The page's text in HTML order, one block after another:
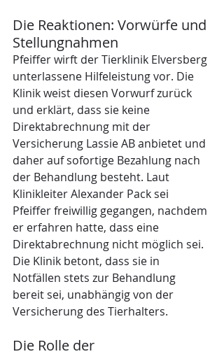
Die Reaktionen: Vorwürfe und
Stellungnahmen
Pfeiffer wirft der Tierklinik Elversberg
unterlassene Hilfeleistung vor. Die
Klinik weist diesen Vorwurf zurück
und erklärt, dass sie keine
Direktabrechnung mit der
Versicherung Lassie AB anbietet und
daher auf sofortige Bezahlung nach
der Behandlung besteht. Laut
Klinikleiter Alexander Pack sei
Pfeiffer freiwillig gegangen, nachdem
er erfahren hatte, dass eine
Direktabrechnung nicht möglich sei.
Die Klinik betont, dass sie in
Notfällen stets zur Behandlung
bereit sei, unabhängig von der
Versicherung des Tierhalters.
Die Rolle der